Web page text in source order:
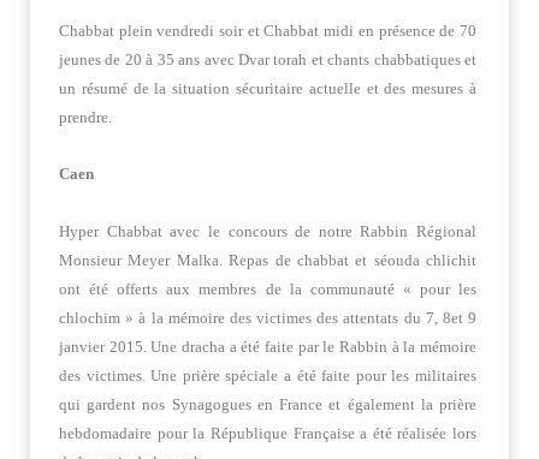
Chabbat plein vendredi soir et Chabbat midi en présence de 70
jeunes de 20 à 35 ans avec Dvar torah et chants chabbatiques et
un résumé de la situation sécuritaire actuelle et des mesures à
prendre.
Caen
Hyper Chabbat avec le concours de notre Rabbin Régional
Monsieur Meyer Malka. Repas de chabbat et séouda chlichit
ont été offerts aux membres de la communauté « pour les
chlochim » à la mémoire des victimes des attentats du 7, 8et 9
janvier 2015. Une dracha a été faite par le Rabbin à la mémoire
des victimes. Une prière spéciale a été faite pour les militaires
qui gardent nos Synagogues en France et également la prière
hebdomadaire pour la République Française a été réalisée lors